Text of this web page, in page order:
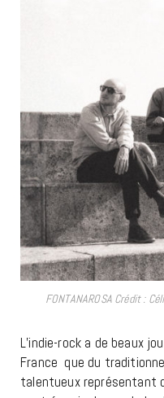
FONTANAROSA Crédit :
L’indie-rock a de beaux
France que du
talentueux représentant